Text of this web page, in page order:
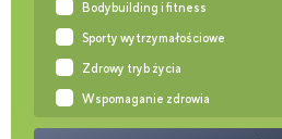
Bodybuilding i fitness
Sporty wytrzymałościowe
Zdrowy tryb życia
Wspomaganie zdrowia